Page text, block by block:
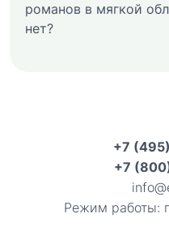
романов в мягкой
нет?
+7
+7
Режим работы: